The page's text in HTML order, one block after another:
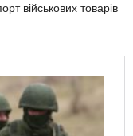
військових товарів